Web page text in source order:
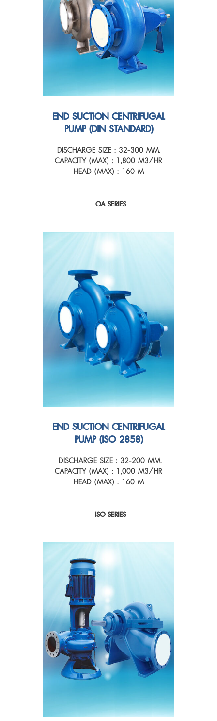
END SUCTION CENTRIFUGAL
PUMP (DIN STANDARD)
DISCHARGE SIZE : 32-300 MM.
CAPACITY (MAX) : 1,800 M3/HR
HEAD (MAX) : 160 M
OA SERIES
END SUCTION CENTRIFUGAL
PUMP (ISO 2858)
DISCHARGE SIZE : 32-200 MM.
CAPACITY (MAX) : 1,000 M3/HR
HEAD (MAX) : 160 M
ISO SERIES